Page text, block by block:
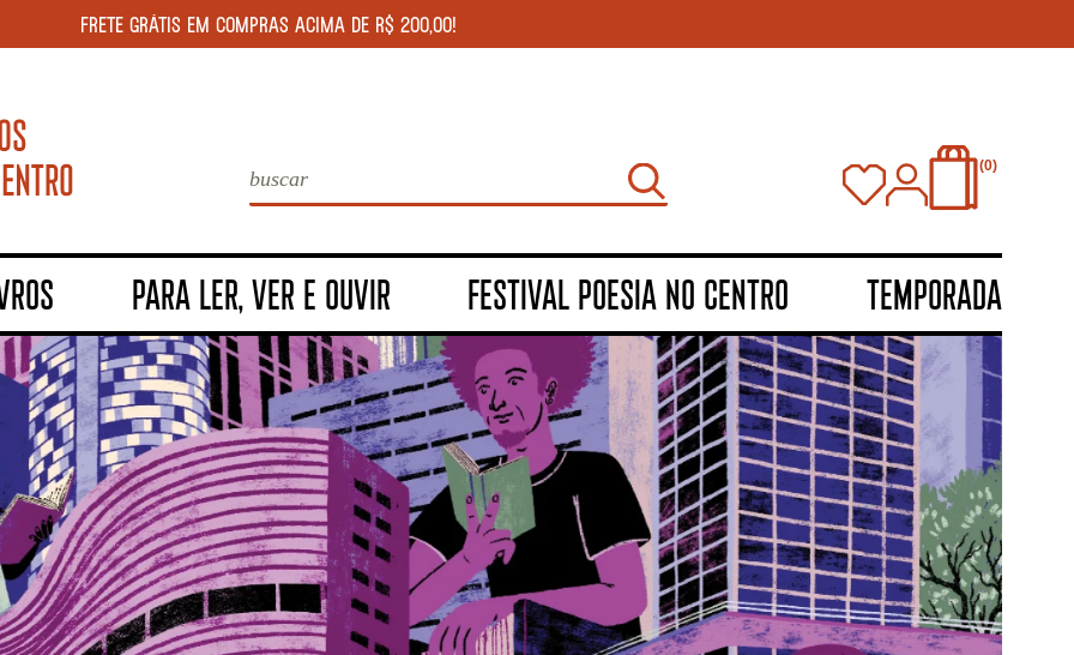
FRETE GRÁTIS EM COMPRAS ACIMA DE R$ 200,00!
0
PARA LER, VER E OUVIR FESTIVAL POESIA NO CENTRO TEMPORADA